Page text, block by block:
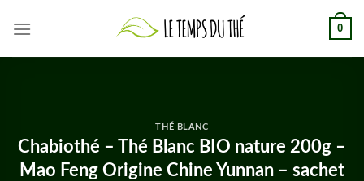
0
THÉ BLANC
Chabiothé – Thé Blanc BIO nature 200g –
Mao Feng Origine Chine Yunnan – sachet